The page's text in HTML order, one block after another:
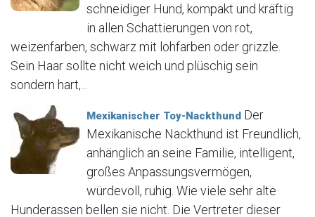
schneidiger Hund, kompakt und kräftig
in allen Schattierungen von rot,
weizenfarben, schwarz mit lohfarben oder grizzle.
Sein Haar sollte nicht weich und plüschig sein
sondern hart,...
Mexikanischer Toy-Nackthund Der
Mexikanische Nackthund ist Freundlich,
anhänglich an seine Familie, intelligent,
großes Anpassungsvermögen,
würdevoll, ruhig. Wie viele sehr alte
Hunderassen bellen sie nicht. Die Vertreter dieser